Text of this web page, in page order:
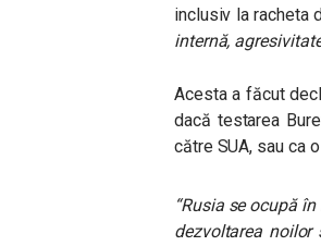
inclusiv la racheta
internă,
Acesta a făcut
dacă testarea
către SUA, sau ca
“Rusia se ocupă
dezvoltarea noilor